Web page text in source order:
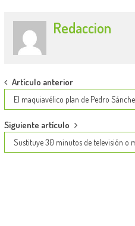
Redaccion
Post
navigation
Artículo anterior
El maquiavélico plan de Pedro
Siguiente artículo
Sustituye 30 minutos de televisión o